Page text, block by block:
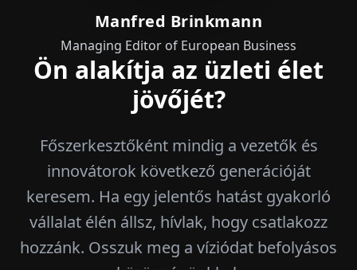
Manfred Brinkmann
Managing Editor of European Business
Ön alakítja az üzleti élet
jövőjét?
Főszerkesztőként mindig a vezetők és
innovátorok következő generációját
keresem. Ha egy jelentős hatást gyakorló
vállalat élén állsz, hívlak, hogy csatlakozz
hozzánk. Osszuk meg a víziódat befolyásos